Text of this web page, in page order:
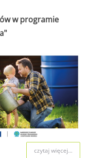
w programie
czytaj więcej...